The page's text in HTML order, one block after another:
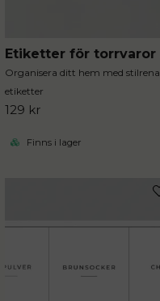
Organisera ditt hem med stilrena
etiketter
129 kr
Finns i lager